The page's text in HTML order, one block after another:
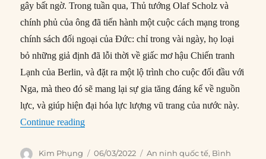
gây bất ngờ. Trong tuần qua, Thủ tướng Olaf Scholz và
chính phủ của ông đã tiến hành một cuộc cách mạng trong
chính sách đối ngoại của Đức: chỉ trong vài ngày, họ loại
bỏ những giả định đã lỗi thời về giấc mơ hậu Chiến tranh
Lạnh của Berlin, và đặt ra một lộ trình cho cuộc đối đầu với
Nga, mà theo đó sẽ mang lại sự gia tăng đáng kể về nguồn
lực, và giúp hiện đại hóa lực lượng vũ trang của nước này.
Continue reading“Putin tình cờ mở đường cho một cuộc cách
Author
Kim Phụng
Posted
06/03/2022 Categories
An ninh quốc tế, Bình